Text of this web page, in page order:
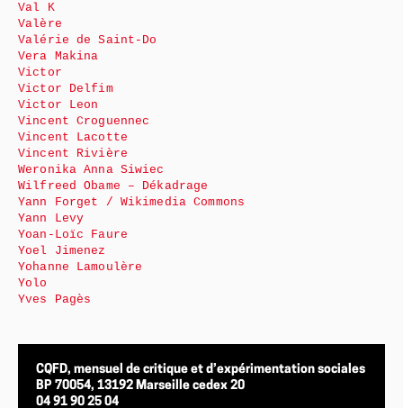
Val K
Valère
Valérie de Saint-Do
Vera Makina
Victor
Victor Delfim
Victor Leon
Vincent Croguennec
Vincent Lacotte
Vincent Rivière
Weronika Anna Siwiec
Wilfreed Obame – Dékadrage
Yann Forget / Wikimedia Commons
Yann Levy
Yoan-Loïc Faure
Yoel Jimenez
Yohanne Lamoulère
Yolo
Yves Pagès
CQFD, mensuel de critique et d’expérimentation sociales
BP 70054, 13192 Marseille cedex 20
04 91 90 25 04